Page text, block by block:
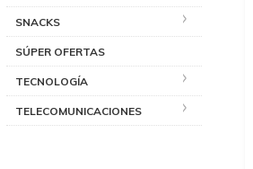
SNACKS
SÚPER OFERTAS
TECNOLOGÍA
TELECOMUNICACIONES